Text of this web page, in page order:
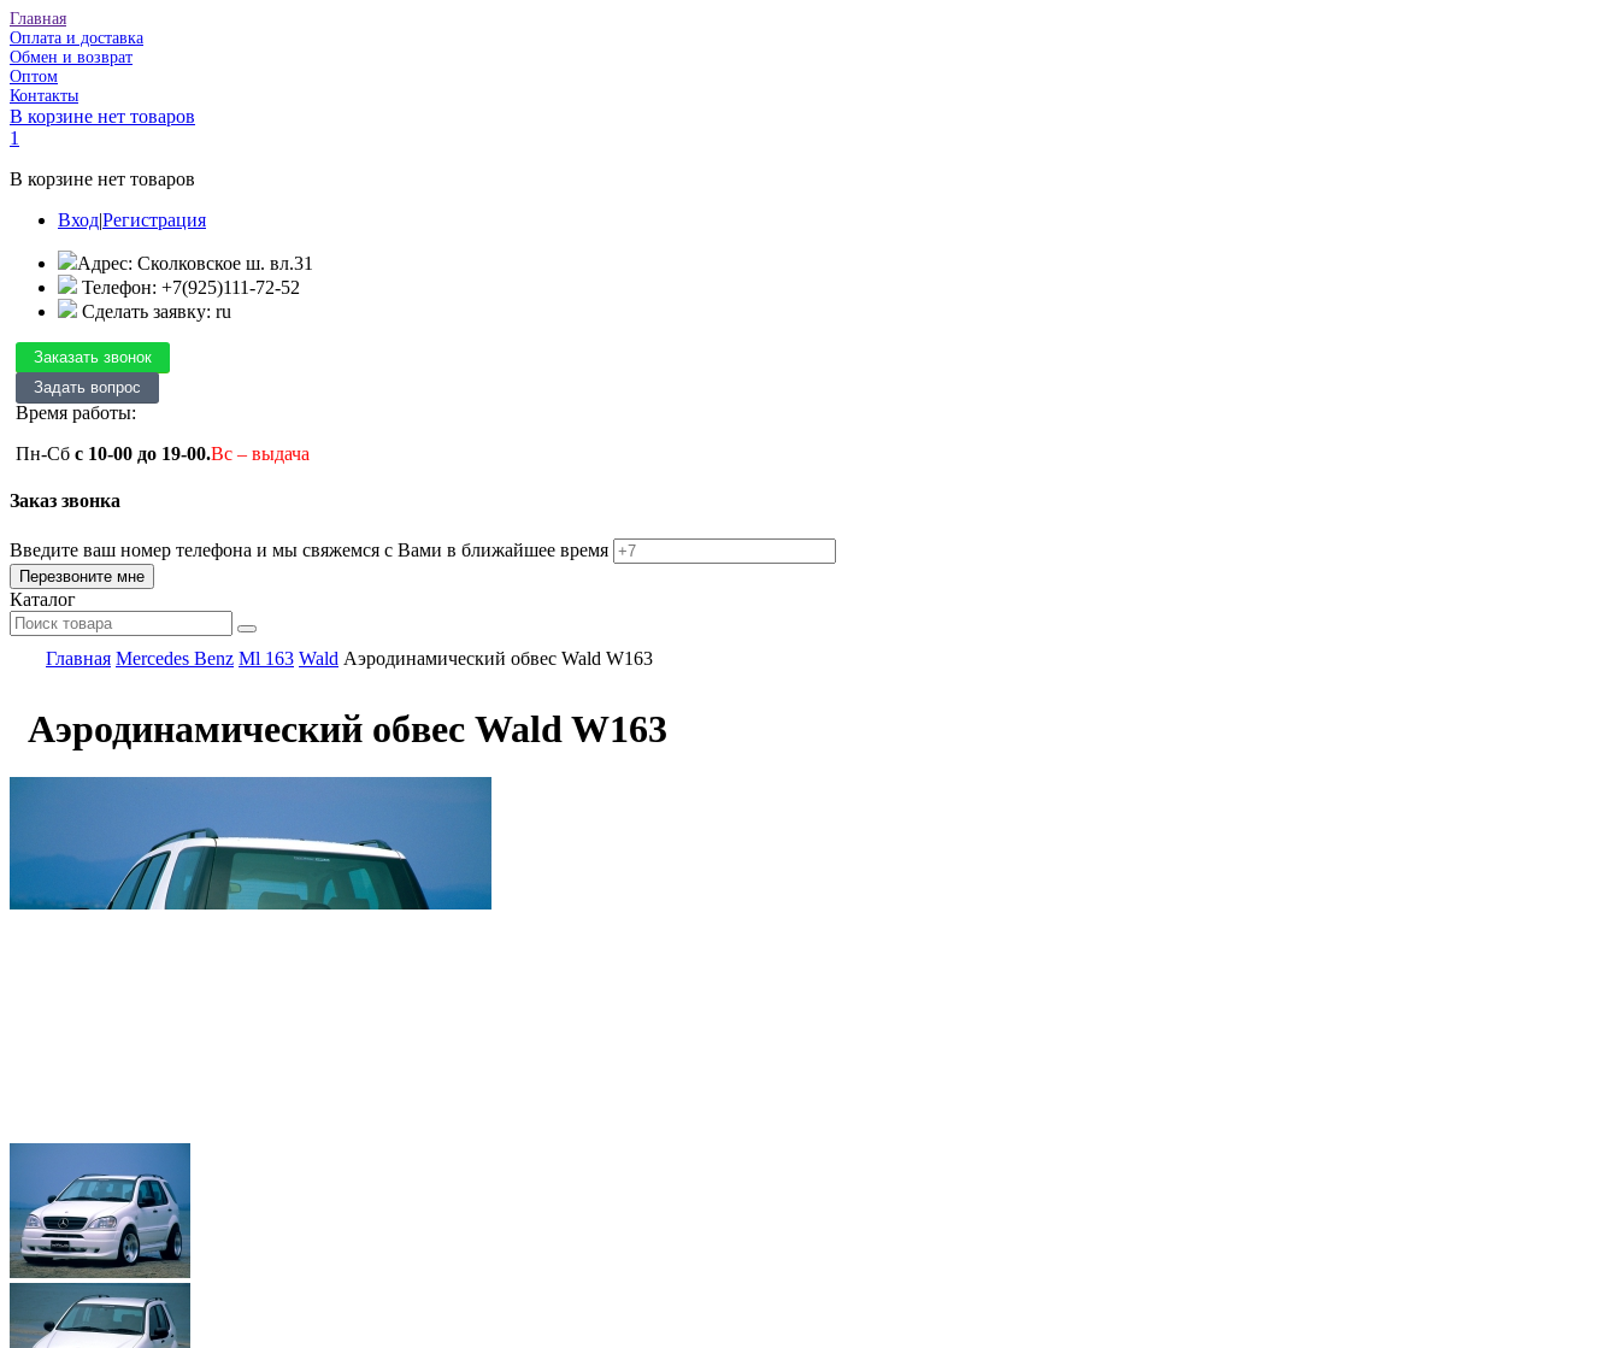
Главная
Оплата и доставка
Обмен и возврат
Оптом
Контакты
В корзине нет товаров
1
В корзине нет товаров
Вход|Регистрация
Адрес: Сколковское ш. вл.31
Телефон: +7(925)111-72-52
Сделать заявку: ru
Время работы:
Пн-Сб с 10-00 до 19-00.Вс – выдача
Заказ звонка
Введите ваш номер телефона и мы свяжемся с Вами в ближайшее время
Каталог
Главная Mercedes Benz Ml 163 Wald Аэродинамический обвес Wald W163
Аэродинамический обвес Wald W163